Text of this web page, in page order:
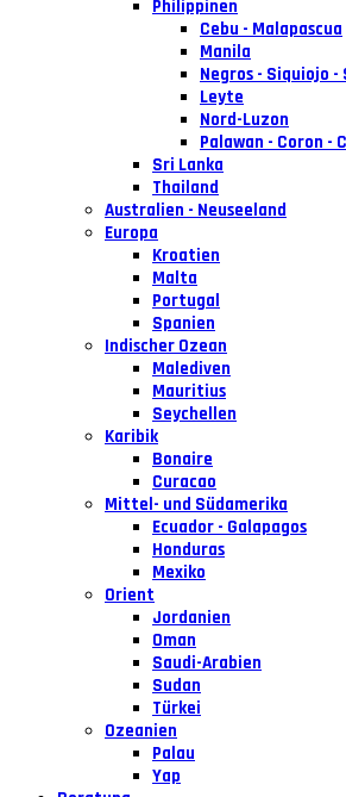
Philippinen
Cebu - Malapascua
Manila
Negros - Siquiojo -
Leyte
Nord-Luzon
Palawan - Coron -
Sri Lanka
Thailand
Australien - Neuseeland
Europa
Kroatien
Malta
Portugal
Spanien
Indischer Ozean
Malediven
Mauritius
Seychellen
Karibik
Bonaire
Curacao
Mittel- und Südamerika
Ecuador - Galapagos
Honduras
Mexiko
Orient
Jordanien
Oman
Saudi-Arabien
Sudan
Türkei
Ozeanien
Palau
Yap